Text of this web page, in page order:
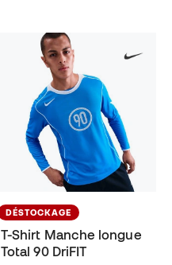
DÉSTOCKAGE
T-Shirt Manche longue
Total 90 DriFIT